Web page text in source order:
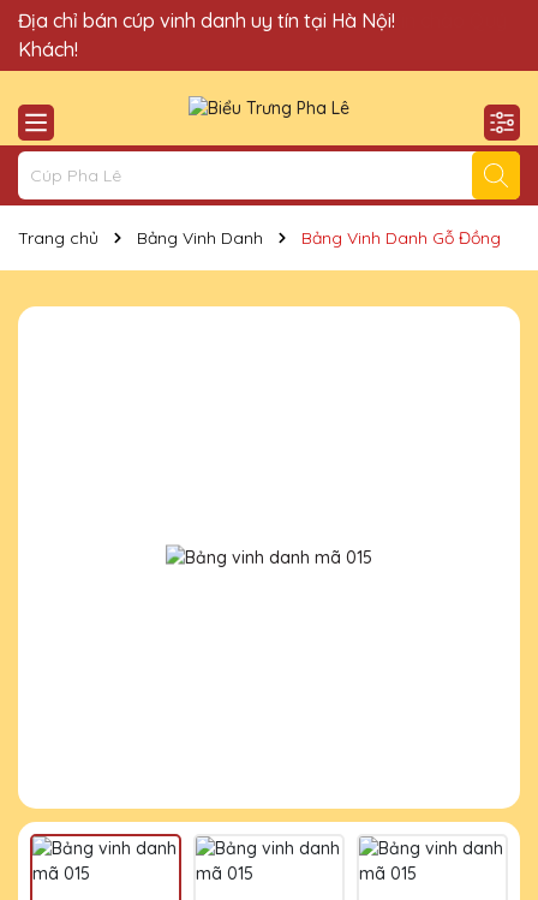
Quà Tặng Cúp Pha Lê Vinh Danh An Thảo xin chào Quý
Khách!
Địa chỉ bán cúp vinh danh uy tín tại Hà Nội!
Trang chủ Bảng Vinh Danh Bảng Vinh Danh Gỗ Đồng